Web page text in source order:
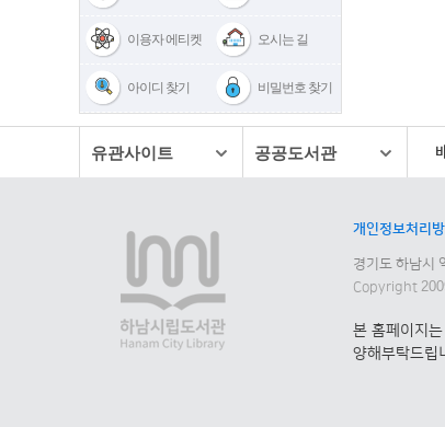
이용자 에티켓 오시는 길
아이디 찾기 비밀번호 찾기
유관사이트 공공도서관
개인정보처리
경기도 하남시
Copyright
본 홈페이지
양해부탁드립